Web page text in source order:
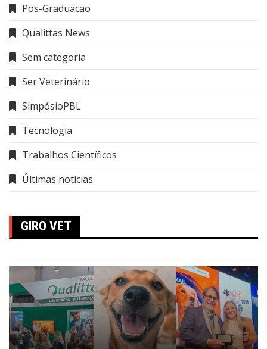
Pos-Graduacao
Qualittas News
Sem categoria
Ser Veterinário
SimpósioPBL
Tecnologia
Trabalhos Científicos
Últimas notícias
GIRO VET